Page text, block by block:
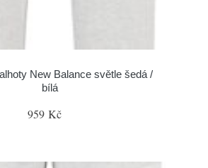
New Balance světle šedá /
bílá
959 Kč